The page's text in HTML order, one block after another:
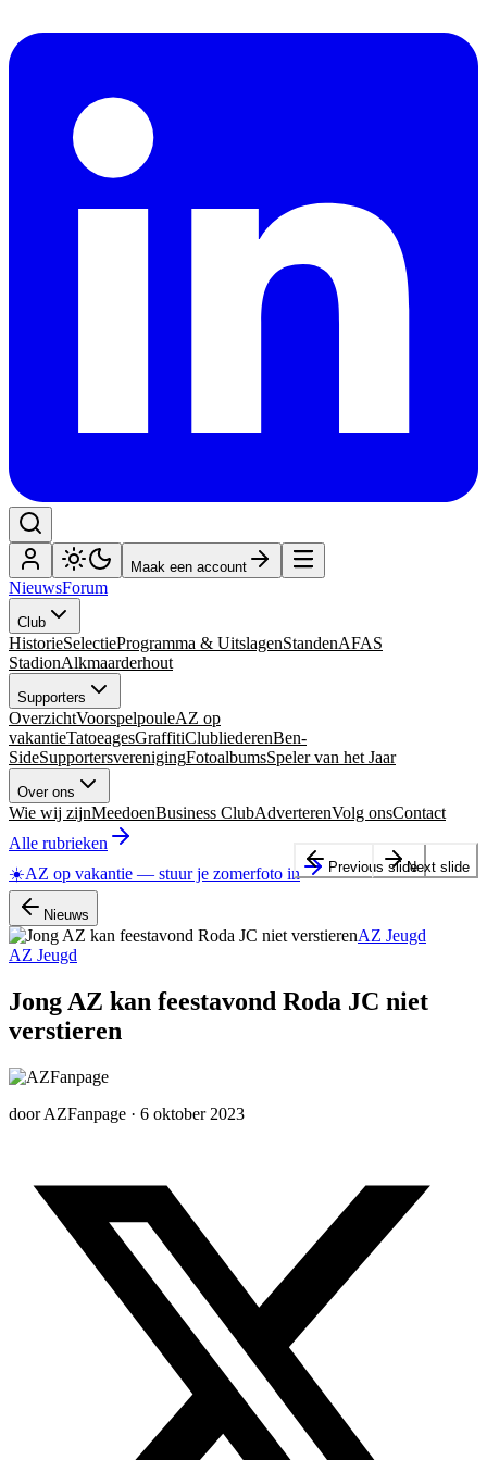
Maak een account
NieuwsForum
Club
HistorieSelectieProgramma & UitslagenStandenAFAS
StadionAlkmaarderhout
Supporters
OverzichtVoorspelpouleAZ op
vakantieTatoeagesGraffitiClubliederenBen-
SideSupportersverenigingFotoalbumsSpeler van het Jaar
Over ons
Wie wij zijnMeedoenBusiness ClubAdverterenVolg onsContact
Alle rubrieken
☀️AZ op vakantie — stuur je zomerfoto in
Nieuws
AZ Jeugd
AZ Jeugd
Jong AZ kan feestavond Roda JC niet
verstieren
door AZFanpage · 6 oktober 2023
Previous slideNext slide